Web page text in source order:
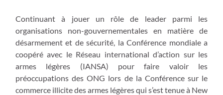
Continuant à jouer un rôle de leader parmi les
organisations non-gouvernementales en matière de
désarmement et de sécurité, la Conférence mondiale a
coopéré avec le Réseau international d’action sur les
armes légères (IANSA) pour faire valoir les
préoccupations des ONG lors de la Conférence sur le
commerce illicite des armes légères qui s’est tenue à New